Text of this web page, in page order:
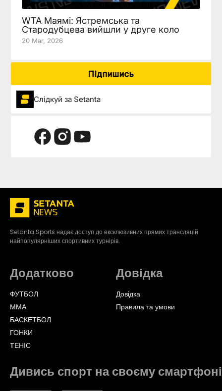
WTA Маямі: Ястремська та
Стародубцева вийшли у друге коло
20 Mar, 2026
Підпишись
Слідкуй за Setanta
Setanta Sports надає доступ до ексклюзивних прямих трансляцій
найпопулярніших спортивних турнірів.
Додатково
ФУТБОЛ
ММА
БАСКЕТБОЛ
ГОНКИ
TЕНІС
Довідка
Довідка
Правила та умови
Дивись спорт на своєму смартфоні